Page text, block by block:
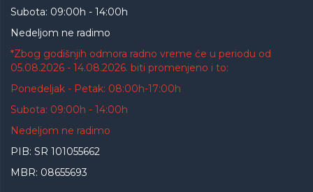
Subota: 09:00h - 14:00h
Nedeljom ne radimo
*Zbog godišnjih odmora radno vreme će u periodu od
05.08.2026 - 14.08.2026. biti promenjeno i to:
Ponedeljak - Petak: 08:00h-17:00h
Subota: 09:00h - 14:00h
Nedeljom ne radimo
PIB: SR 101055662
MBR: 08655693